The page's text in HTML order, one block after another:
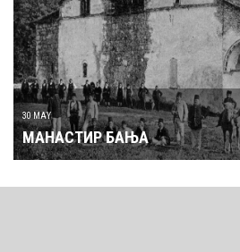
30 MAY
МАНАСТИР БАЊА